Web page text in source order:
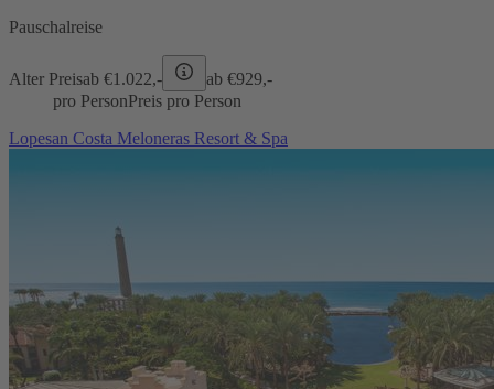
Pauschalreise
Alter Preisab €1.022,- ab €929,-
pro PersonPreis pro Person
Lopesan Costa Meloneras Resort & Spa